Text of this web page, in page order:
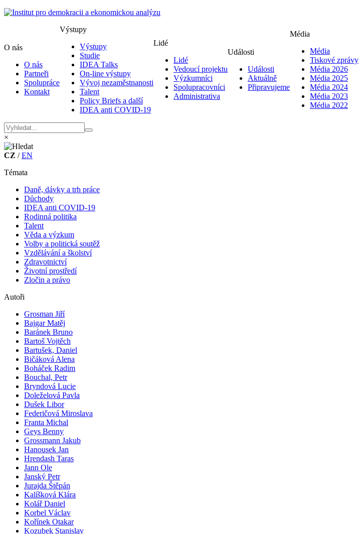
O nás
O nás
Partneři
Spolupráce
Kontakt
Výstupy
Výstupy
Studie
IDEA Talks
On-line výstupy
Vývoj nezaměstnanosti
Talent
Policy Briefs a další
IDEA anti COVID-19
Lidé
Lidé
Vedoucí projektu
Výzkumníci
Spolupracovníci
Administrativa
Události
Události
Aktuálně
Připravujeme
Média
Média
Tiskové zprávy
Média 2026
Média 2025
Média 2024
Média 2023
Média 2022
×
CZ /EN
Témata
Daně, dávky a trh práce
Důchody
IDEA anti COVID-19
Rodinná politika
Talent
Věda a výzkum
Volby a politická soutěž
Vzdělávání a školství
Zdravotnictví
Životní prostředí
Zločin a právo
Autoři
Grosman Jiří
Bajgar Matěj
Baránek Bruno
Bartoš Vojtěch
Bartušek, Daniel
Bičáková Alena
Boháček Radim
Bouchal, Petr
Bryndová Lucie
Doleželová Pavla
Dušek Libor
Federičová Miroslava
Franta Michal
Geys Benny
Grossmann Jakub
Hanousek Jan
Hrendash Taras
Jann Ole
Janský Petr
Jurajda Štěpán
Kalíšková Klára
Kolář Daniel
Korbel Václav
Kořínek Otakar
Kozubek Stanislav